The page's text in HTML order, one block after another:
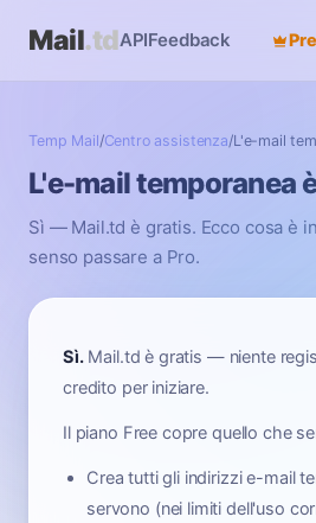
Mail.tdAPIFeedback
Temp Mail/Centro assistenza/L'e-mail
L'e-mail temporanea
Sì — Mail.td è gratis. Ecco cosa è
senso passare a Pro.
Sì.Mail.td è gratis — niente
credito per iniziare.
Il piano Free copre quello che
Crea tutti gli indirizzi e-mail
servono (nei limiti dell'uso